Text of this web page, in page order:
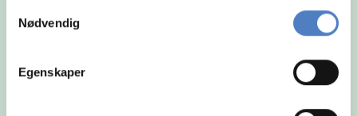
Nødvendig
Egenskaper